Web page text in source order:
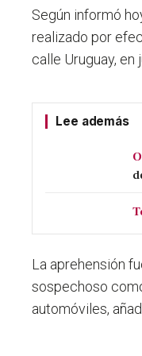
Según informó
realizado por
calle Uruguay, en
Lee además
La aprehensión
sospechoso
automóviles,